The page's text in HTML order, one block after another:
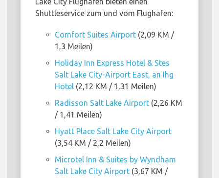
Shuttleservice zum und vom Flughafen:
Comfort Suites Airport (2,09 KM /
1,3 Meilen)
Holiday Inn Express Hotel & Stes
Salt Lake City-Airport East, an Ihg
Hotel (2,12 KM / 1,31 Meilen)
Radisson Salt Lake Airport (2,26 KM
/ 1,41 Meilen)
Hyatt Place Salt Lake City Airport
(3,54 KM / 2,2 Meilen)
Microtel Inn & Suites by Wyndham
Salt Lake City Airport (3,67 KM /